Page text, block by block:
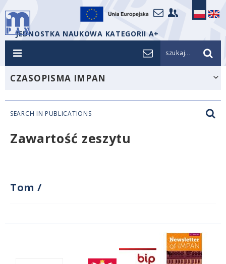
JEDNOSTKA NAUKOWA KATEGORII A+
szukaj...
CZASOPISMA IMPAN
SEARCH IN PUBLICATIONS
Zawartość zeszytu
Tom /